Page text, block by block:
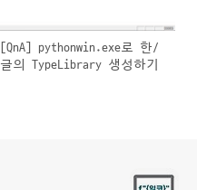
[QnA] pythonwin.exe로 한/
글의 TypeLibrary 생성하기